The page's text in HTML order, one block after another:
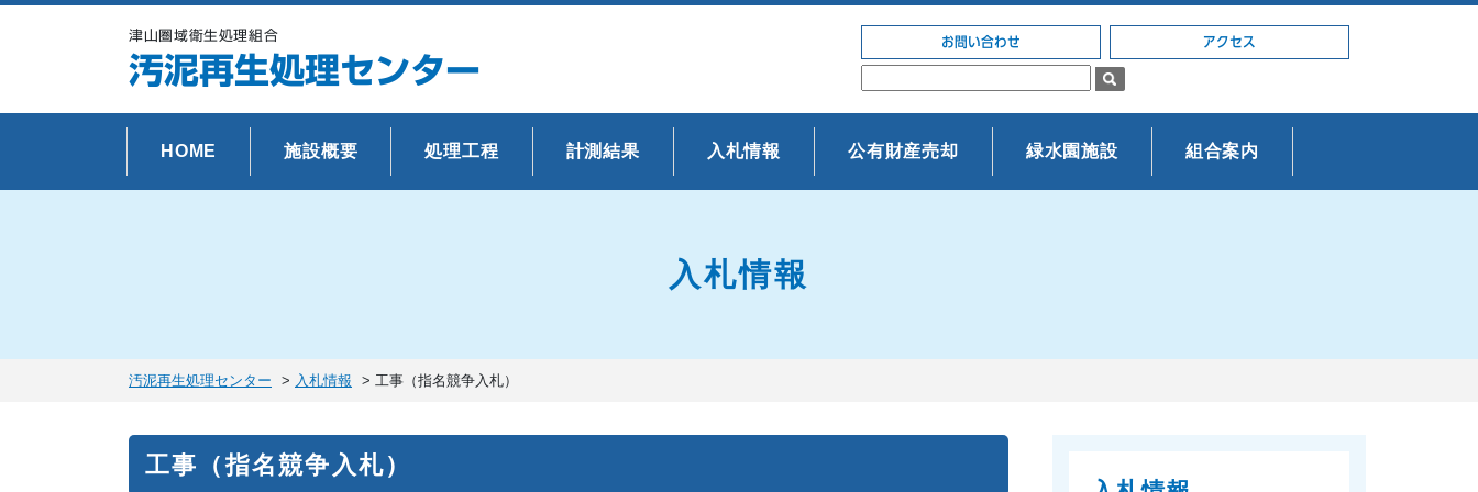
津山圏域衛生処理組合
汚泥再生処理センター
お問い合わせ アクセス
HOME 施設概要 処理工程 計測結果 入札情報 公有財産売却 緑水園施設 組合案内
入札情報
汚泥再生処理センター > 入札情報 > 工事（指名競争入札）
工事（指名競争入札）